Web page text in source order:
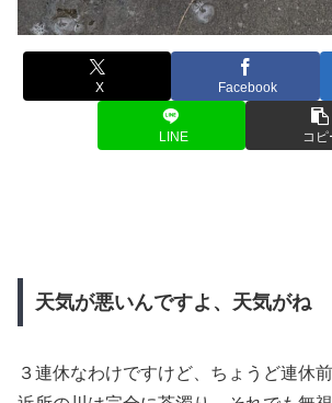
X Facebook
LINE コピ
天気が悪いんですよ、天気がね
３連休なわけですけど、ちょうど連休